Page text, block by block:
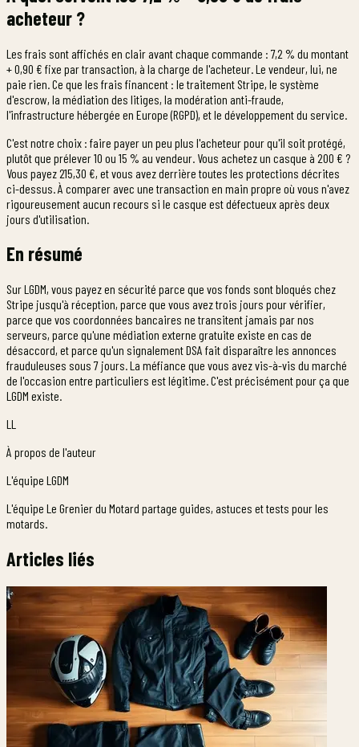
acheteur ?
Les frais sont affichés en clair avant chaque commande : 7,2 % du montant
+ 0,90 € fixe par transaction, à la charge de l'acheteur. Le vendeur, lui, ne
paie rien. Ce que les frais financent : le traitement Stripe, le système
d'escrow, la médiation des litiges, la modération anti-fraude,
l'infrastructure hébergée en Europe (RGPD), et le développement du service.
C'est notre choix : faire payer un peu plus l'acheteur pour qu'il soit protégé,
plutôt que prélever 10 ou 15 % au vendeur. Vous achetez un casque à 200 € ?
Vous payez 215,30 €, et vous avez derrière toutes les protections décrites
ci-dessus. À comparer avec une transaction en main propre où vous n'avez
rigoureusement aucun recours si le casque est défectueux après deux
jours d'utilisation.
En résumé
Sur LGDM, vous payez en sécurité parce que vos fonds sont bloqués chez
Stripe jusqu'à réception, parce que vous avez trois jours pour vérifier,
parce que vos coordonnées bancaires ne transitent jamais par nos
serveurs, parce qu'une médiation externe gratuite existe en cas de
désaccord, et parce qu'un signalement DSA fait disparaître les annonces
frauduleuses sous 7 jours. La méfiance que vous avez vis-à-vis du marché
de l'occasion entre particuliers est légitime. C'est précisément pour ça que
LGDM existe.
LL
À propos de l'auteur
L'équipe LGDM
L'équipe Le Grenier du Motard partage guides, astuces et tests pour les
motards.
Articles liés